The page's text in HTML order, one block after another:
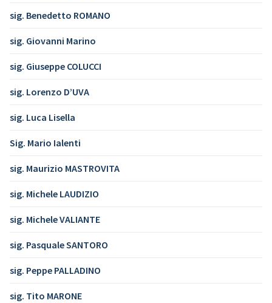
sig. Benedetto ROMANO
sig. Giovanni Marino
sig. Giuseppe COLUCCI
sig. Lorenzo D’UVA
sig. Luca Lisella
Sig. Mario Ialenti
sig. Maurizio MASTROVITA
sig. Michele LAUDIZIO
sig. Michele VALIANTE
sig. Pasquale SANTORO
sig. Peppe PALLADINO
sig. Tito MARONE